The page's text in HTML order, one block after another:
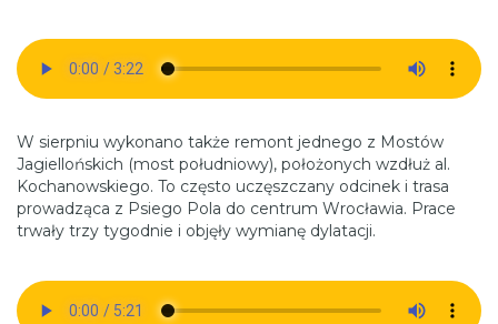
W sierpniu wykonano także remont jednego z Mostów
Jagiellońskich (most południowy), położonych wzdłuż al.
Kochanowskiego. To często uczęszczany odcinek i trasa
prowadząca z Psiego Pola do centrum Wrocławia. Prace
trwały trzy tygodnie i objęły wymianę dylatacji.